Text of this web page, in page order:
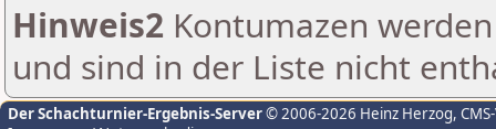
Hinweis2 Kontumazen
und sind in der Liste nicht
Der Schachturnier-Ergebnis-Server© 2006-2026 Heinz Herzog,